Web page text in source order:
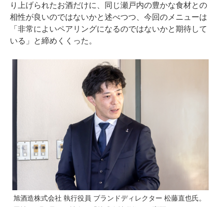
り上げられたお酒だけに、同じ瀬戸内の豊かな食材との
相性が良いのではないかと述べつつ、今回のメニューは
「非常によいペアリングになるのではないかと期待して
いる」と締めくくった。
旭酒造株式会社 執行役員 ブランドディレクター 松藤直也氏。